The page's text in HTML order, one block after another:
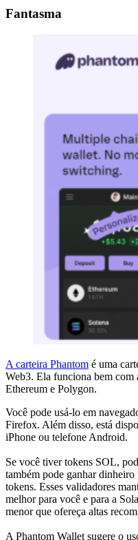
Fantasma
A carteira Phantom é uma
Web3. Ela funciona bem com
Ethereum e Polygon.
Você pode usá-lo em
Firefox. Além disso, está
iPhone ou telefone Android.
Se você tiver tokens SOL,
também pode ganhar
tokens. Esses validadores
melhor para você e para a
menor que ofereça altas
A Phantom Wallet sugere o